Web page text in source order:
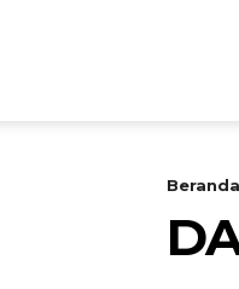
Beranda